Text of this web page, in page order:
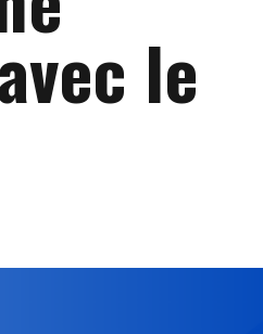
le